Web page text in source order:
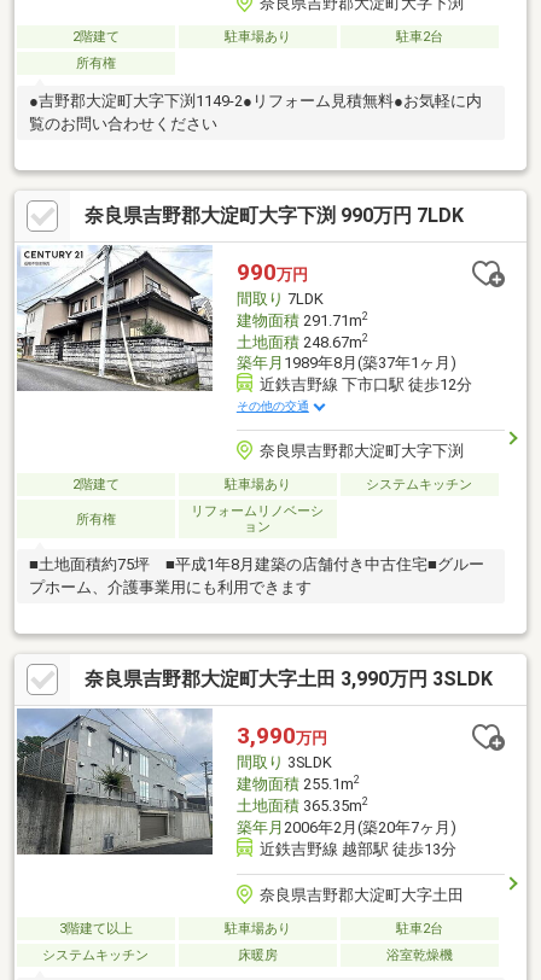
2階建て 駐車場あり
駐車2台
所有権
●吉野郡大淀町大字下渕1149-2●リフォーム見積無料●お気軽に内
覧のお問い合わせください
奈良県吉野郡大淀町大字下渕 990万円 7LDK
990万円
間取り 7LDK
建物面積291.71m2
土地面積248.67m2
築年月 1989年8月(築37年1ヶ月)
近鉄吉野線 下市口駅 徒歩12分
その他の交通
奈良県吉野郡大淀町大字下渕
2階建て 駐車場あり システムキッチン
所有権
リフォームリノベーシ
ョン
■土地面積約75坪 ■平成1年8月建築の店舗付き中古住宅■グルー
プホーム、介護事業用にも利用できます
奈良県吉野郡大淀町大字土田 3,990万円 3SLDK
3,990万円
間取り 3SLDK
建物面積255.1m2
土地面積365.35m2
築年月 2006年2月(築20年7ヶ月)
近鉄吉野線 越部駅 徒歩13分
奈良県吉野郡大淀町大字土田
3階建て以上 駐車場あり
駐車2台
システムキッチン
床暖房 浴室乾燥機